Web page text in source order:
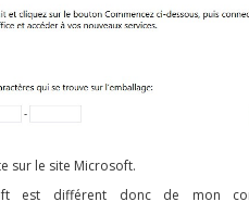
sur le site Microsoft.
est différent donc de mon